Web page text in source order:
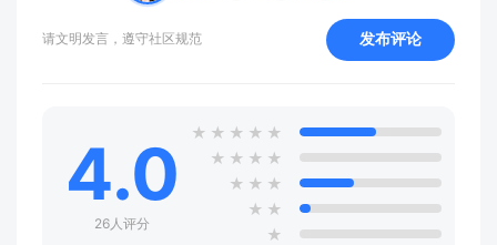
请文明发言，遵守社区规范 发布评论
4.0
26人评分
★ ★ ★ ★ ★
★ ★ ★ ★
★ ★ ★
★ ★
★